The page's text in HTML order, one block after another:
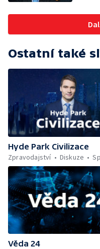
Ostatní také
Hyde Park Civilizace
Zpravodajství
Diskuze
Věda 24